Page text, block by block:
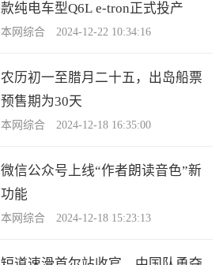
款纯电车型Q6L e-tron正式投产
本网综合 2024-12-22 10:34:16
农历初一至腊月二十五，出岛船票
预售期为30天
本网综合 2024-12-18 16:35:00
微信公众号上线“作者朗读音色”新
功能
本网综合 2024-12-18 15:23:13